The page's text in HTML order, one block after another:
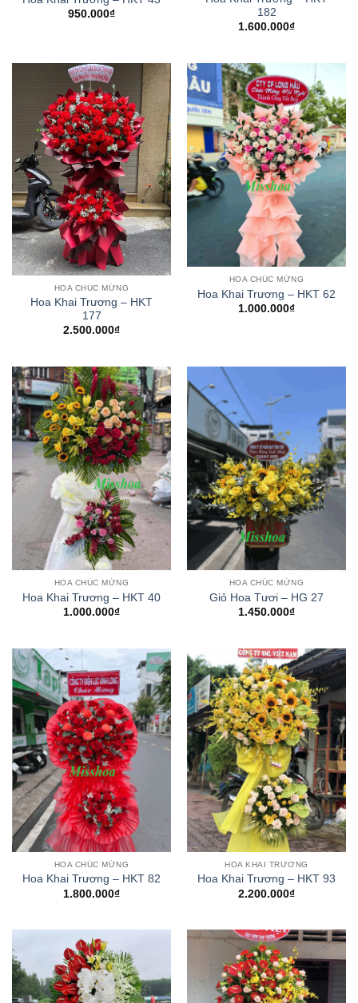
950.000₫
182
1.600.000₫
HOA CHÚC MỪNG
Hoa Khai Trương – HKT
177
2.500.000₫
HOA CHÚC MỪNG
Hoa Khai Trương – HKT 62
1.000.000₫
HOA CHÚC MỪNG
Hoa Khai Trương – HKT 40
1.000.000₫
HOA CHÚC MỪNG
Giỏ Hoa Tươi – HG 27
1.450.000₫
HOA CHÚC MỪNG
Hoa Khai Trương – HKT 82
1.800.000₫
HOA KHAI TRƯƠNG
Hoa Khai Trương – HKT 93
2.200.000₫